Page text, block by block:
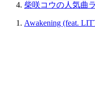
柴咲コウの人気曲
Awakening (feat.